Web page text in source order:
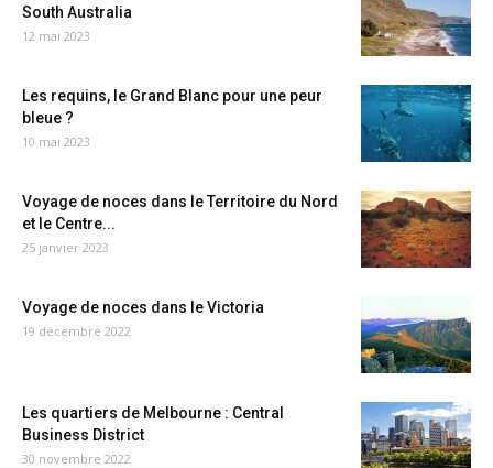
South Australia
12 mai 2023
Les requins, le Grand Blanc pour une peur
bleue ?
10 mai 2023
Voyage de noces dans le Territoire du Nord
et le Centre...
25 janvier 2023
Voyage de noces dans le Victoria
19 décembre 2022
Les quartiers de Melbourne : Central
Business District
30 novembre 2022